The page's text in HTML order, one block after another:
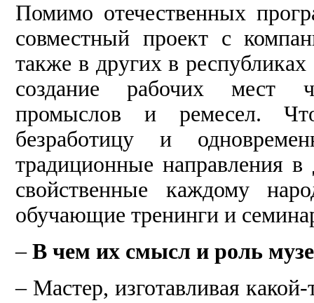
Помимо отечественных
совместный проект с
также в других в
создание рабочих мест
промыслов и ремесел.
безработицу и
традиционные направления в
свойственные каждому
обучающие тренинги и
–В чем их смысл и роль
– Мастер, изготавливая